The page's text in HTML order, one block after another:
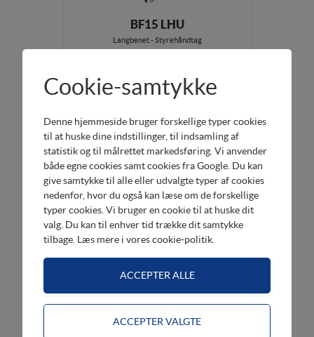
BF15 LHU
Langbenet - Styrehåndtag
Mere info DKK 19.995,00
Lagersalg
BF15 LRU
Langbenet - Fjernbetjening
Cookie-samtykke
Denne hjemmeside bruger forskellige typer cookies
til at huske dine indstillinger, til indsamling af
statistik og til målrettet markedsføring. Vi anvender
både egne cookies samt cookies fra Google. Du kan
give samtykke til alle eller udvalgte typer af cookies
nedenfor, hvor du også kan læse om de forskellige
typer cookies. Vi bruger en cookie til at huske dit
valg. Du kan til enhver tid trække dit samtykke
tilbage. Læs mere i vores cookie-politik